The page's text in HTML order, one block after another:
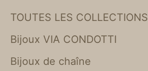
TOUTES LES COLLECTIONS
Bijoux VIA CONDOTTI
Bijoux de chaîne